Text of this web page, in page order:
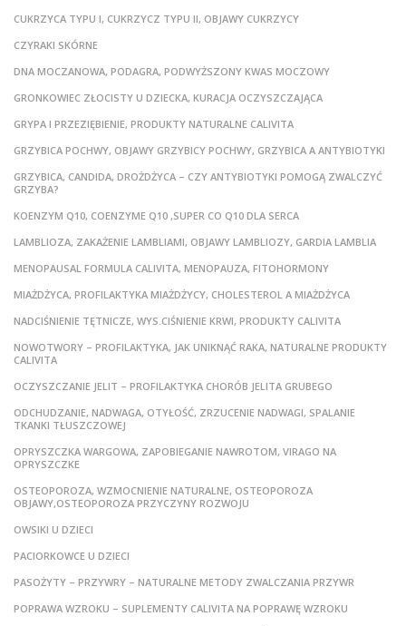
CUKRZYCA TYPU I, CUKRZYCZ TYPU II, OBJAWY CUKRZYCY
CZYRAKI SKÓRNE
DNA MOCZANOWA, PODAGRA, PODWYŻSZONY KWAS MOCZOWY
GRONKOWIEC ZŁOCISTY U DZIECKA, KURACJA OCZYSZCZAJĄCA
GRYPA I PRZEZIĘBIENIE, PRODUKTY NATURALNE CALIVITA
GRZYBICA POCHWY, OBJAWY GRZYBICY POCHWY, GRZYBICA A ANTYBIOTYKI
GRZYBICA, CANDIDA, DROŻDŻYCA – CZY ANTYBIOTYKI POMOGĄ ZWALCZYĆ
GRZYBA?
KOENZYM Q10, COENZYME Q10 ,SUPER CO Q10 DLA SERCA
LAMBLIOZA, ZAKAŻENIE LAMBLIAMI, OBJAWY LAMBLIOZY, GARDIA LAMBLIA
MENOPAUSAL FORMULA CALIVITA, MENOPAUZA, FITOHORMONY
MIAŻDŻYCA, PROFILAKTYKA MIAŻDŻYCY, CHOLESTEROL A MIAŻDŻYCA
NADCIŚNIENIE TĘTNICZE, WYS.CIŚNIENIE KRWI, PRODUKTY CALIVITA
NOWOTWORY – PROFILAKTYKA, JAK UNIKNĄĆ RAKA, NATURALNE PRODUKTY
CALIVITA
OCZYSZCZANIE JELIT – PROFILAKTYKA CHORÓB JELITA GRUBEGO
ODCHUDZANIE, NADWAGA, OTYŁOŚĆ, ZRZUCENIE NADWAGI, SPALANIE
TKANKI TŁUSZCZOWEJ
OPRYSZCZKA WARGOWA, ZAPOBIEGANIE NAWROTOM, VIRAGO NA
OPRYSZCZKE
OSTEOPOROZA, WZMOCNIENIE NATURALNE, OSTEOPOROZA
OBJAWY,OSTEOPOROZA PRZYCZYNY ROZWOJU
OWSIKI U DZIECI
PACIORKOWCE U DZIECI
PASOŻYTY – PRZYWRY – NATURALNE METODY ZWALCZANIA PRZYWR
POPRAWA WZROKU – SUPLEMENTY CALIVITA NA POPRAWĘ WZROKU